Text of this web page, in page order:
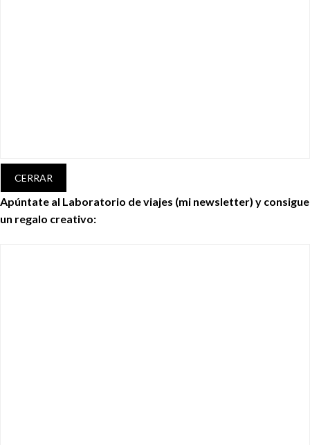
CERRAR
Apúntate al Laboratorio de viajes (mi newsletter) y consigue
un regalo creativo: